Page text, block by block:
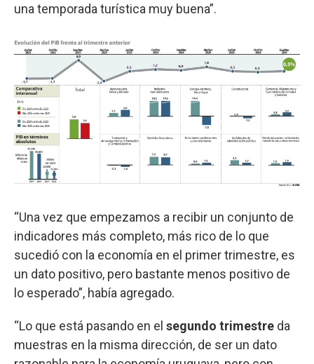
una temporada turística muy buena”.
“Una vez que empezamos a recibir un conjunto de
indicadores más completo, más rico de lo que
sucedió con la economía en el primer trimestre, es
un dato positivo, pero bastante menos positivo de
lo esperado”, había agregado.
“Lo que está pasando en el segundo trimestre da
muestras en la misma dirección, de ser un dato